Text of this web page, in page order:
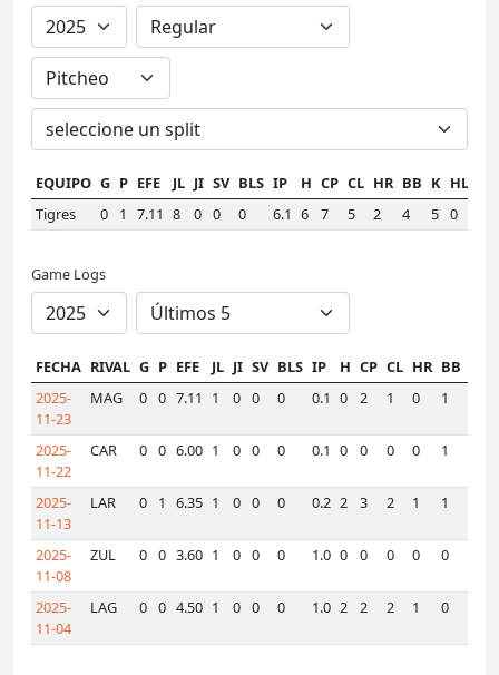
EQUIPO G P EFE JL JI SV BLS IP H CP CL HR BB K HLD
Tigres
0 1 7.11 8 0 0 0 6.1 6 7 5 2 4 5 0
Game Logs
FECHA RIVAL G P EFE JL JI SV BLS IP H CP CL HR BB
2025-
11-23
MAG 0 0 7.11 1 0 0 0 0.1 0 2 1 0 1
2025-
11-22
CAR 0 0 6.00 1 0 0 0 0.1 0 0 0 0 1
2025-
11-13
LAR 0 1 6.35 1 0 0 0 0.2 2 3 2 1 1
2025-
11-08
ZUL 0 0 3.60 1 0 0 0 1.0 0 0 0 0 0
2025-
11-04
LAG 0 0 4.50 1 0 0 0 1.0 2 2 2 1 0